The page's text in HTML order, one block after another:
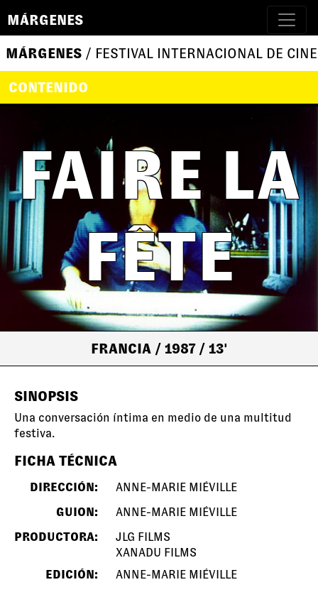
MÁRGENES
MÁRGENES / FESTIVAL INTERNACIONAL DE
CONTENIDO
FAIRE LA
FÊTE
FRANCIA / 1987 / 13'
SINOPSIS
Una conversación íntima en medio de una multitud
festiva.
FICHA TÉCNICA
DIRECCIÓN:
ANNE-MARIE MIÉVILLE
GUION:
ANNE-MARIE MIÉVILLE
PRODUCTORA:
JLG FILMS
XANADU FILMS
EDICIÓN:
ANNE-MARIE MIÉVILLE